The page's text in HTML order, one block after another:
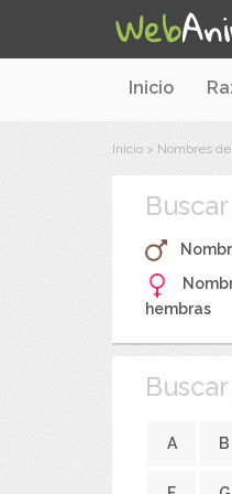
Inicio
Inicio > Nombres
hembras
A B